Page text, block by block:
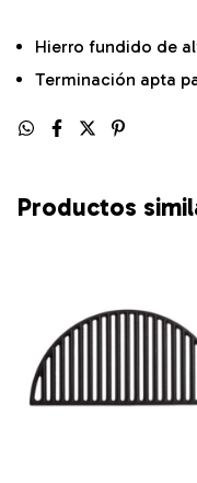
Hierro fundido de
Terminación apta
Productos